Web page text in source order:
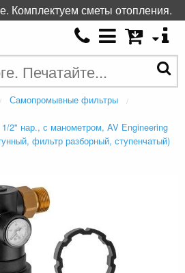
Самопромывные фильтры
2" нар., с манометром, AV Engineering
фильтр разборный, ступенчатый)
Комплектуем сметы отопления.